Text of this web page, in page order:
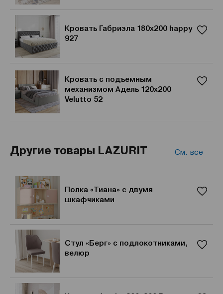
Кровать Габриэла 180x200 happy
927
Кровать с подъемным
механизмом Адель 120х200
Velutto 52
Другие товары LAZURIT См. все
Полка «Тиана» с двумя
шкафчиками
Стул «Берг» с подлокотниками,
велюр